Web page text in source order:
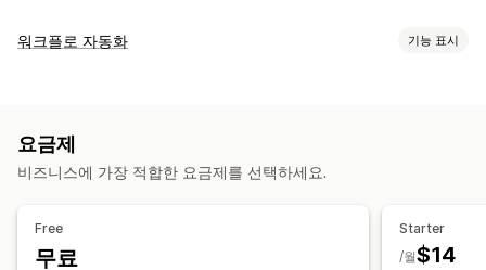
워크플로 자동화 기능 표시
맞춤 설정
요금제
비즈니스에 가장 적합한 요금제를 선택하세요.
Free
무료
Starter
$14
/월